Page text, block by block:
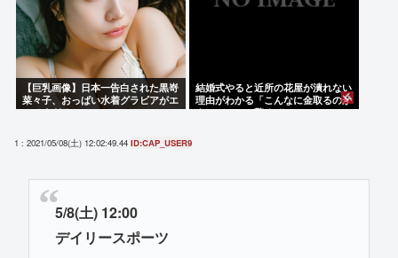
【巨乳画像】日本一告白された黒嵜
菜々子、おっぱい水着グラビアがエ
ッチすぎるwww
結婚式やると近所の花屋が潰れない
理由がわかる「こんなに金取るのか
よ！？」って驚くぞ
1 : 2021/05/08(土) 12:02:49.44 ID:CAP_USER9
5/8(土) 12:00
デイリースポーツ